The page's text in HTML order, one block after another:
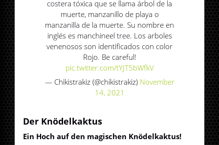
costera tóxica que se llama árbol de la
muerte, manzanillo de playa o
manzanilla de la muerte. Su nombre en
inglés es manchineel tree. Los arboles
venenosos son identificados con color
Rojo. Be careful!
pic.twitter.com/tYJT5bWfkV
— Chikistrakiz (@chikistrakiz) November
14, 2021
Der Knödelkaktus
Ein Hoch auf den magischen Knödelkaktus!